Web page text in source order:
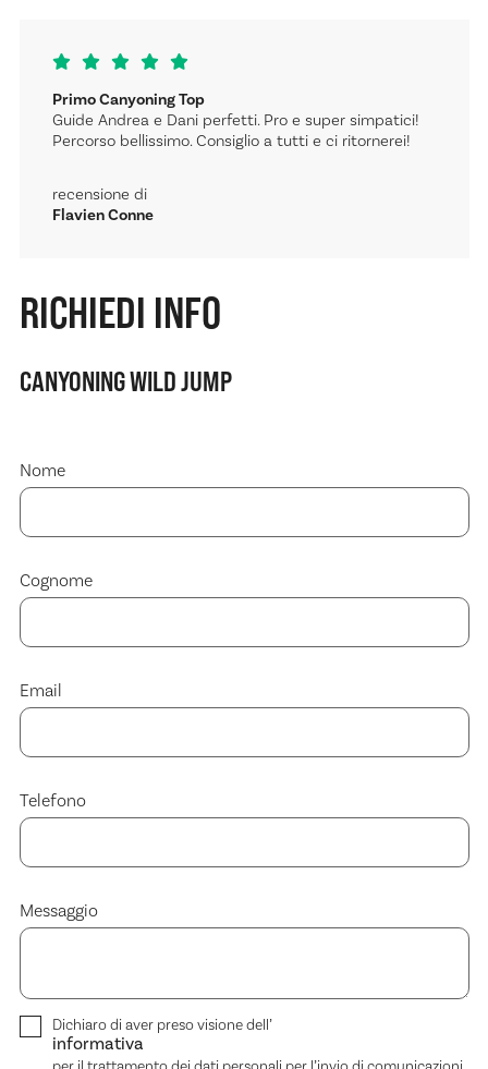
Primo Canyoning Top
Guide Andrea e Dani perfetti. Pro e super simpatici!
Percorso bellissimo. Consiglio a tutti e ci ritornerei!
recensione di
Flavien Conne
RICHIEDI INFO
CANYONING WILD JUMP
Nome
Cognome
Email
Telefono
Messaggio
Dichiaro di aver preso visione dell’
informativa